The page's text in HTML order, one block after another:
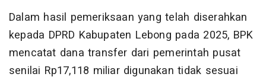
Dalam hasil pemeriksaan yang telah diserahkan
kepada DPRD Kabupaten Lebong pada 2025, BPK
mencatat dana transfer dari pemerintah pusat
senilai Rp17,118 miliar digunakan tidak sesuai